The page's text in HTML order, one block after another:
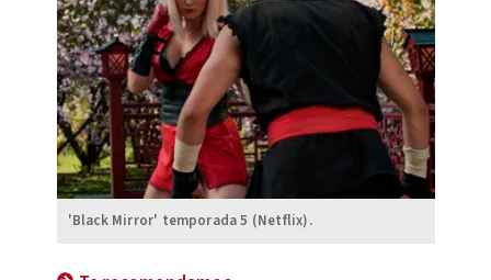
'Black Mirror' temporada 5 (Netflix).